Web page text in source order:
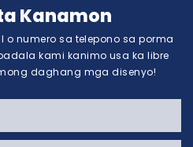
Kanamon
numero sa telepono sa porma
kami kanimo usa ka libre
daghang mga disenyo!